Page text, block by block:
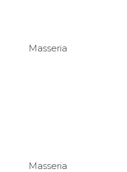
Masseria
Masseria